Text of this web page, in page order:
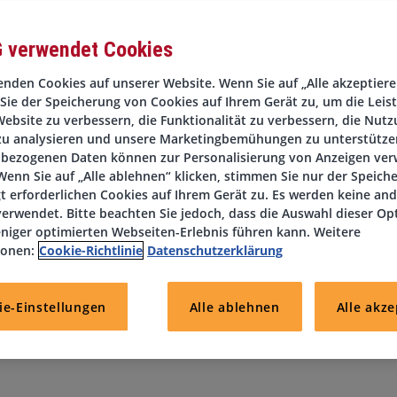
in Darmstadt , suchen wir zum nächstmöglichen Zeitpunkt
Arbeitsumfeld mit vielen Benefits arbeiten? Dann
(m/w/d).
verwendet Cookies
Cookies auf unserer Website. Wenn Sie auf „Alle
der Speicherung von Cookies auf Ihrem Gerät zu, um die
zu verbessern, die Funktionalität zu verbessern, die
analysieren und unsere Marketingbemühungen zu
Daten können zur Personalisierung von Anzeigen
Sie auf „Alle ablehnen“ klicken, stimmen Sie nur der
erforderlichen Cookies auf Ihrem Gerät zu. Es werden keine
Bitte beachten Sie jedoch, dass die Auswahl dieser
optimierten Webseiten-Erlebnis führen kann. Weitere
Cookie-Richtlinie Datenschutzerklärung
Einstellungen Alle ablehnen Alle